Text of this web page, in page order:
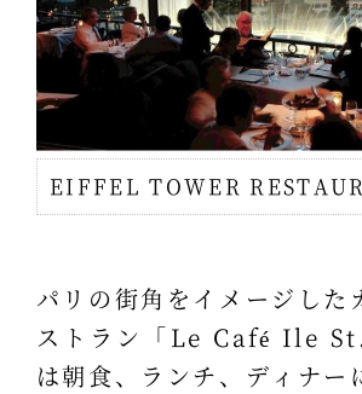
EIFFEL TOWER
パリの街角をイメージした
ストラン「Le Café Ile
は朝食、ランチ、ディナー